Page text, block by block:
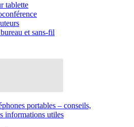
tablette
et sans-fil
portables – conseils,
informations utiles